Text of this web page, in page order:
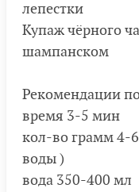
лепестки
Купаж чёрного
шампанском
Рекомендации
время 3-5 мин
кол-во грамм 4-6
воды )
вода 350-400 мл